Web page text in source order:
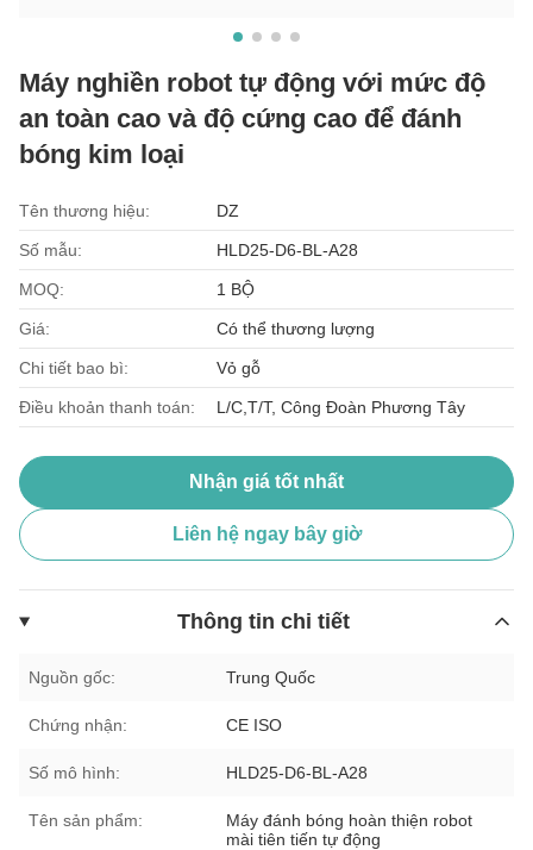
Máy nghiền robot tự động với mức độ
an toàn cao và độ cứng cao để đánh
bóng kim loại
Tên thương hiệu: DZ
Số mẫu: HLD25-D6-BL-A28
MOQ: 1 BỘ
Giá: Có thể thương lượng
Chi tiết bao bì: Vỏ gỗ
Điều khoản thanh toán: L/C,T/T, Công Đoàn Phương Tây
Nhận giá tốt nhất
Liên hệ ngay bây giờ
Thông tin chi tiết
Nguồn gốc: Trung Quốc
Chứng nhận: CE ISO
Số mô hình: HLD25-D6-BL-A28
Tên sản phẩm:
Máy đánh bóng hoàn thiện robot
mài tiên tiến tự động